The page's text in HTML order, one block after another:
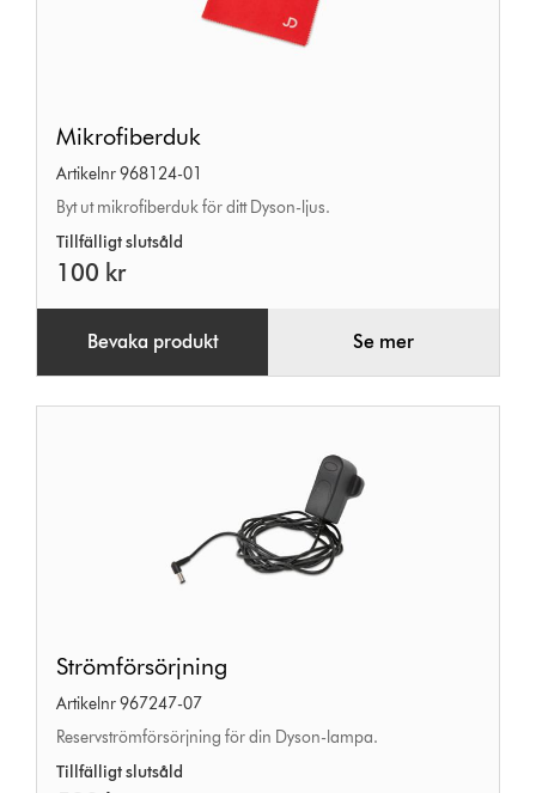
Mikrofiberduk
Artikelnr 968124-01
Byt ut mikrofiberduk för ditt Dyson-ljus.
Tillfälligt slutsåld
100 kr
Bevaka produkt Se mer
Strömförsörjning
Artikelnr 967247-07
Reservströmförsörjning för din Dyson-lampa.
Tillfälligt slutsåld